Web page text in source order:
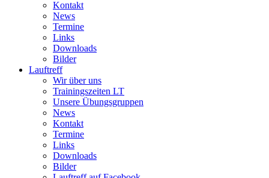
Kontakt
News
Termine
Links
Downloads
Bilder
Lauftreff
Wir über uns
Trainingszeiten LT
Unsere Übungsgruppen
News
Kontakt
Termine
Links
Downloads
Bilder